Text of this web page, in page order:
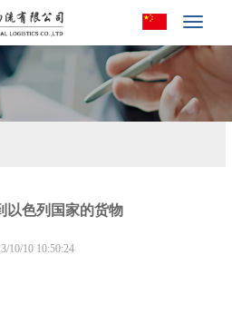
Toggle
以色列国家的货物
10/10 10:50:24